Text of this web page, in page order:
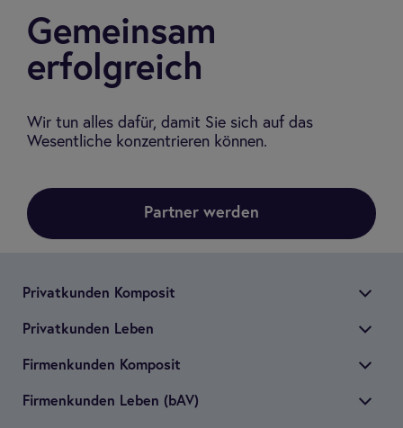
Gemeinsam
erfolgreich
Wir tun alles dafür, damit Sie sich auf das
Wesentliche konzentrieren können.
Partner werden
Pri­vat­kun­den Kom­po­sit
Pri­vat­kun­den Leben
Fir­men­kun­den Kom­po­sit
Fir­men­kun­den Leben (bAV)